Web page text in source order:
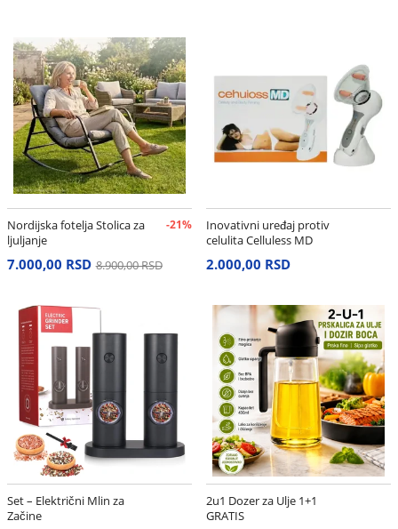
Nordijska fotelja Stolica za
ljuljanje
-21%
7.000,00 RSD 8.900,00 RSD
Inovativni uređaj protiv
celulita Celluless MD
2.000,00 RSD
Set – Električni Mlin za
Začine
2u1 Dozer za Ulje 1+1
GRATIS